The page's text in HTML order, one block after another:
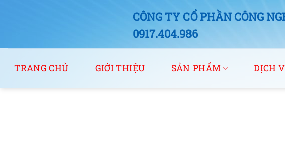
CÔNG TY CỔ PHẦN CÔNG
0917.404.986
TRANG CHỦ GIỚI THIỆU SẢN PHẨM DỊCH